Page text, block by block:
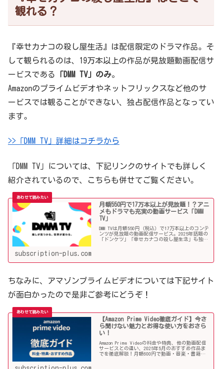
観れる？
『幸せカナコの殺し屋生活』は配信限定のドラマ作品。そ
して観られるのは、19万本以上の作品が見放題動画配信サ
ービスである
「DMM TV」のみ。
Amazonのプライムビデオやネットフリックスなど他のサ
ービスでは観ることができない、独占配信作品となってい
ます。
>>「DMM TV」詳細はコチラから
「DMM TV」については、下記リンクのサイトでも詳しく
紹介されているので、こちらも併せてご覧ください。
月額550円で17万本以上が見放題！？アニ
メもドラマも充実の動画サービス「DMM
TV」
DMM TVは月額550円（税込）で17万本以上のコンテ
ンツが見放題の動画配信サービス。2025年話題の
「ドンケツ」「幸せカナコの殺し屋生活」も独占
subscription-plus.com
ちなみに、アマゾンプライムビデオについては下記サイト
が面白かったので是非ご参考にどうぞ！
【Amazon Prime Video徹底ガイド】今さ
ら聞けない魅力とお得な使い方をおさら
い！
Amazon Prime Videoの料金や特典、他の動画配信
サービスとの違い、2025年5月のおすすめ作品ま
でを徹底解説！月額600円で動画・音楽・書籍ま